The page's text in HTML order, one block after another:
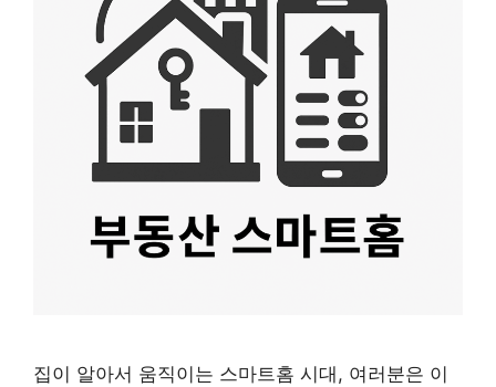
집이 알아서 움직이는 스마트홈 시대, 여러분은 이